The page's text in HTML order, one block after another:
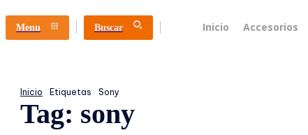
Menu Buscar Inicio Accesorios
Inicio Etiquetas Sony
Tag: sony